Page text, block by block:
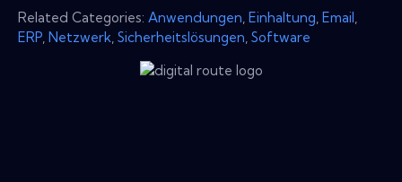
Related Categories: Anwendungen Einhaltung Email
ERP Netzwerk Sicherheitslösungen Software